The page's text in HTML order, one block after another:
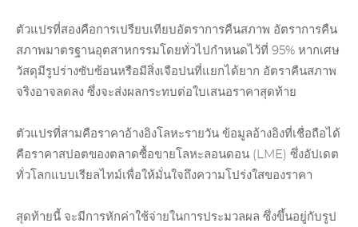
ตัวแปรที่สองคือการเปรียบเทียบอัตราการคืนสภาพ อัตราการคืน
สภาพมาตรฐานอุตสาหกรรมโดยทั่วไปกำหนดไว้ที่ 95% หากเศษ
วัสดุมีรูปร่างซับซ้อนหรือมีสิ่งเจือปนที่แยกได้ยาก อัตราคืนสภาพ
จริงอาจลดลง ซึ่งจะส่งผลกระทบต่อใบเสนอราคาสุดท้าย
ตัวแปรที่สามคือราคาอ้างอิงโลหะรายวัน ข้อมูลอ้างอิงที่เชื่อถือได้
คือราคาสปอตของตลาดซื้อขายโลหะลอนดอน (LME) ซึ่งอัปเดต
ทั่วโลกแบบเรียลไทม์เพื่อให้มั่นใจถึงความโปร่งใสของราคา
สุดท้ายนี้ จะมีการหักค่าใช้จ่ายในการประมวลผล ซึ่งขึ้นอยู่กับรูป